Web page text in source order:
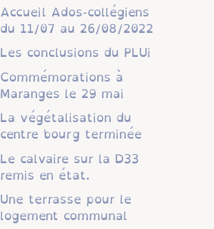
Accueil Ados-collégiens
du 11/07 au 26/08/2022
Les conclusions du PLUi
Commémorations à
Maranges le 29 mai
La végétalisation du
centre bourg terminée
Le calvaire sur la D33
remis en état.
Une terrasse pour le
logement communal